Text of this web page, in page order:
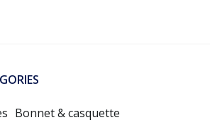
Bonnet & casquette